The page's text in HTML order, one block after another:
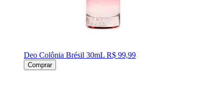
Deo Colônia Brésil 30mL R$ 99,99
Comprar